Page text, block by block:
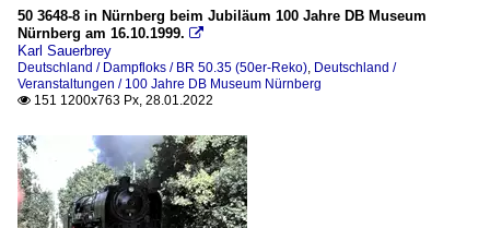
50 3648-8 in Nürnberg beim Jubiläum 100 Jahre DB Museum
Nürnberg am 16.10.1999. 
Karl Sauerbrey
Deutschland / Dampfloks / BR 50.35 (50er-Reko), Deutschland /
Veranstaltungen / 100 Jahre DB Museum Nürnberg
 151 1200x763 Px, 28.01.2022